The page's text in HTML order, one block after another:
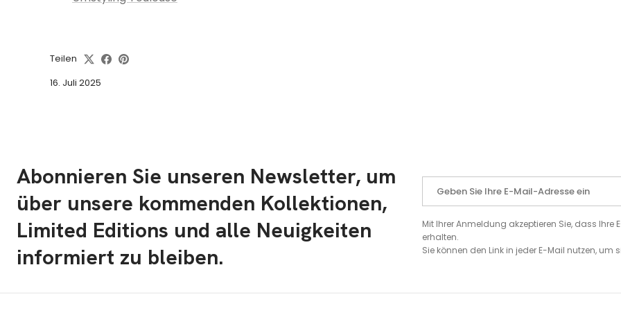
Teilen
16. Juli 2025
Abonnieren Sie unseren Newsletter, um
über unsere kommenden Kollektionen,
Limited Editions und alle Neuigkeiten
informiert zu bleiben.
Mit Ihrer Anmeldung akzeptieren Sie, dass
erhalten.
Sie können den Link in jeder E-Mail nutzen, um